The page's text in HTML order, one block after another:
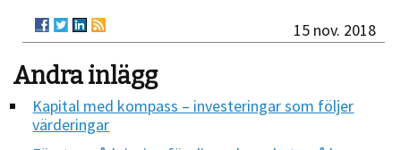
15 nov. 2018
Andra inlägg
Kapital med kompass – investeringar som följer
värderingar